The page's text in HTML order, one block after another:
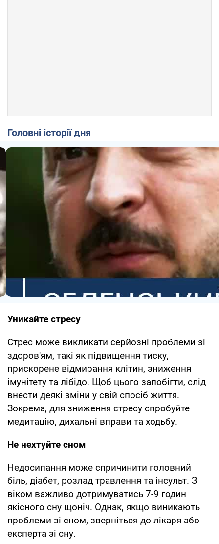
Головні історії дня
Уникайте стресу
Стрес може викликати серйозні проблеми зі
здоров'ям, такі як підвищення тиску,
прискорене відмирання клітин, зниження
імунітету та лібідо. Щоб цього запобігти, слід
внести деякі зміни у свій спосіб життя.
Зокрема, для зниження стресу спробуйте
медитацію, дихальні вправи та ходьбу.
Не нехтуйте сном
Недосипання може спричинити головний
біль, діабет, розлад травлення та інсульт. З
віком важливо дотримуватись 7-9 годин
якісного сну щоніч. Однак, якщо виникають
проблеми зі сном, зверніться до лікаря або
експерта зі сну.